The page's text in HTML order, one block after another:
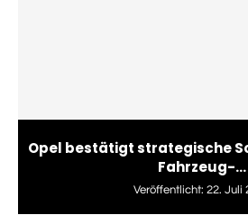
Opel bestätigt strategische
Fahrzeug-...
Veröffentlicht: 22. Juli